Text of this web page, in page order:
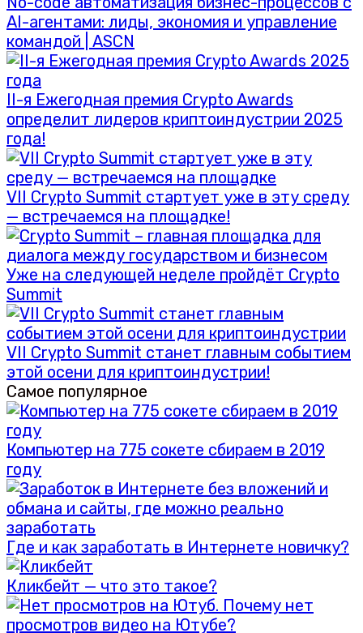
AI-агентами: лиды, экономия и управление
командой | ASCN
II-я Ежегодная премия Crypto Awards
определит лидеров криптоиндустрии 2025
года!
VII Crypto Summit стартует уже в эту среду
— встречаемся на площадке!
Уже на следующей неделе пройдёт Crypto
Summit
VII Crypto Summit станет главным событием
этой осени для криптоиндустрии!
Самое популярное
Компьютер на 775 сокете сбираем в 2019
году
Где и как заработать в Интернете новичку?
Кликбейт — что это такое?